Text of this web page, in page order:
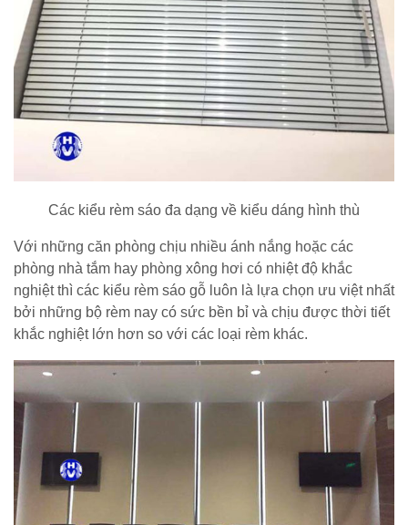
Các kiểu rèm sáo đa dạng về kiểu dáng hình thù
Với những căn phòng chịu nhiều ánh nắng hoặc các
phòng nhà tắm hay phòng xông hơi có nhiệt độ khắc
nghiệt thì các kiểu rèm sáo gỗ luôn là lựa chọn ưu việt nhất
bởi những bộ rèm nay có sức bền bỉ và chịu được thời tiết
khắc nghiệt lớn hơn so với các loại rèm khác.